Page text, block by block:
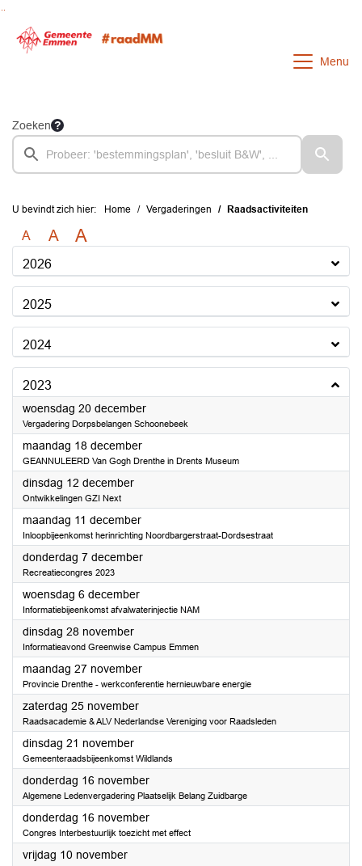
Menu
Zoeken
U bevindt zich hier: Home Vergaderingen Raadsactiviteiten
A A A
2026
2025
2024
2023
woensdag 20 december2023
Vergadering Dorpsbelangen Schoonebeek
maandag 18 december2023
GEANNULEERD Van Gogh Drenthe in Drents Museum
dinsdag 12 december2023
Ontwikkelingen GZI Next
maandag 11 december2023
Inloopbijeenkomst herinrichting Noordbargerstraat-Dordsestraat
donderdag 7 december2023
Recreatiecongres 2023
woensdag 6 december2023
Informatiebijeenkomst afvalwaterinjectie NAM
dinsdag 28 november2023
Informatieavond Greenwise Campus Emmen
maandag 27 november2023
Provincie Drenthe - werkconferentie hernieuwbare energie
zaterdag 25 november2023
Raadsacademie & ALV Nederlandse Vereniging voor Raadsleden
dinsdag 21 november2023
Gemeenteraadsbijeenkomst Wildlands
donderdag 16 november2023
Algemene Ledenvergadering Plaatselijk Belang Zuidbarge
donderdag 16 november2023
Congres Interbestuurlijk toezicht met effect
vrijdag 10 november2023